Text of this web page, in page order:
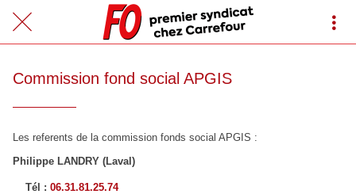
Commission fond social APGIS
Les referents de la commission fonds social APGIS :
Philippe LANDRY (Laval)
Tél : 06.31.81.25.74